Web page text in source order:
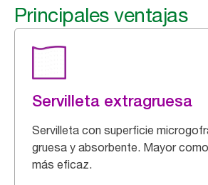
Principales ventajas
Servilleta extragruesa
Servilleta con superficie
gruesa y absorbente. Mayor
más eficaz.